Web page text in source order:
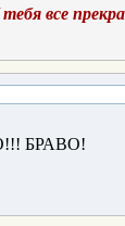
все
БРАВО!